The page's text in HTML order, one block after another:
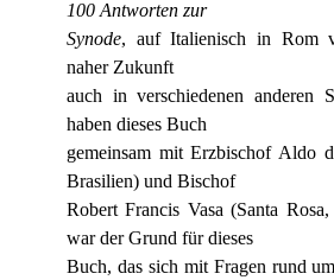
100 Antworten zur
Synode, auf Italienisch in Rom
naher Zukunft
auch in verschiedenen anderen
haben dieses Buch
gemeinsam mit Erzbischof Aldo
Brasilien) und Bischof
Robert Francis Vasa (Santa
war der Grund für dieses
Buch, das sich mit Fragen rund